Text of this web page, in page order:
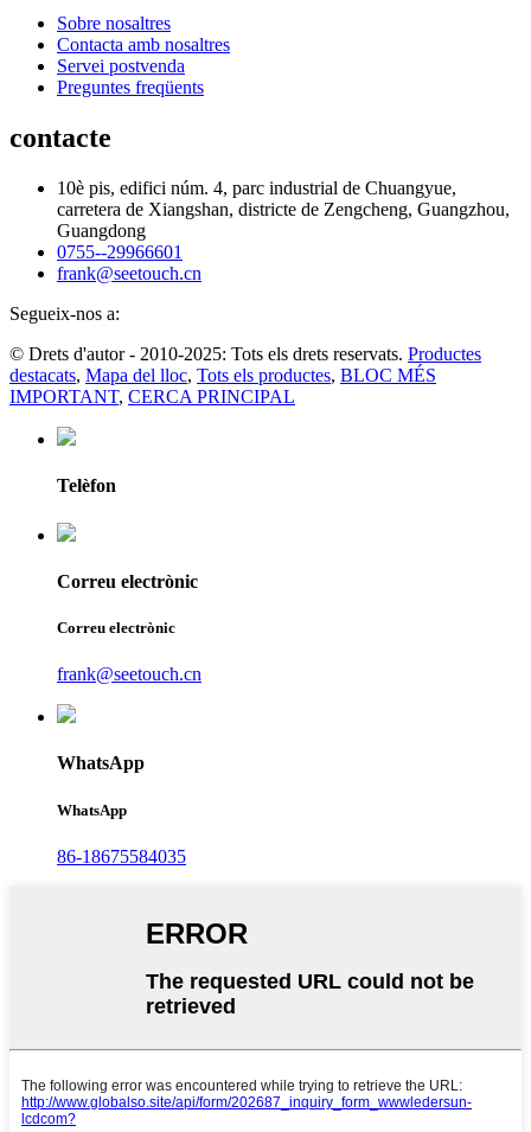
Sobre nosaltres
Contacta amb nosaltres
Servei postvenda
Preguntes freqüents
contacte
10è pis, edifici núm. 4, parc industrial de Chuangyue,
carretera de Xiangshan, districte de Zengcheng, Guangzhou,
Guangdong
0755--29966601
frank@seetouch.cn
Segueix-nos a:
© Drets d'autor - 2010-2025: Tots els drets reservats. Productes
destacats, Mapa del lloc, Tots els productes, BLOC MÉS
IMPORTANT, CERCA PRINCIPAL
Telèfon
Correu electrònic
Correu electrònic
frank@seetouch.cn
WhatsApp
WhatsApp
86-18675584035